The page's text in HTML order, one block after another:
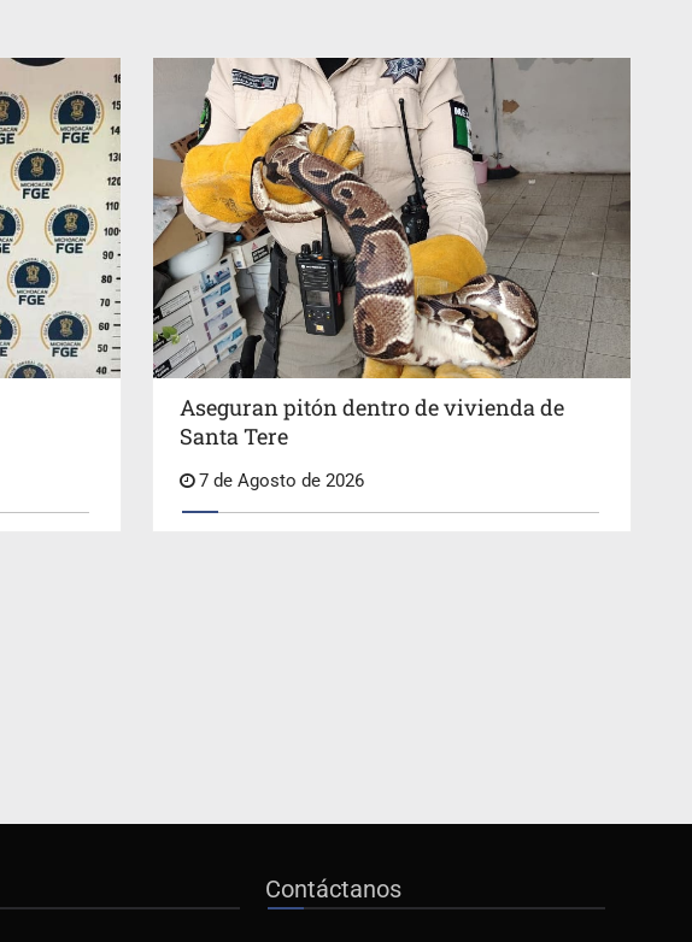
Aseguran pitón dentro de vivienda de
Santa Tere
7 de Agosto de 2026
Contáctanos